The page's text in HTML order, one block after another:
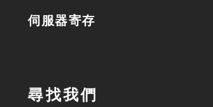
伺服器寄存
尋找我們